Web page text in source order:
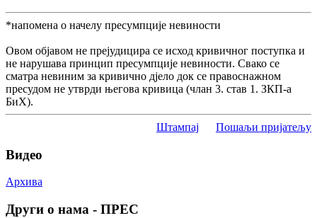
*напомена о начелу пресумпције невиности
Овом објавом не прејудицира се исход кривичног поступка и
не нарушава принцип пресумпције невиности. Свако се
сматра невиним за кривично дјело док се правоснажном
пресудом не утврди његова кривица (члан 3. став 1. ЗКП-а
БиХ).
Штампај Пошаљи пријатељу
Видео
Архива
Други о нама - ПРЕС